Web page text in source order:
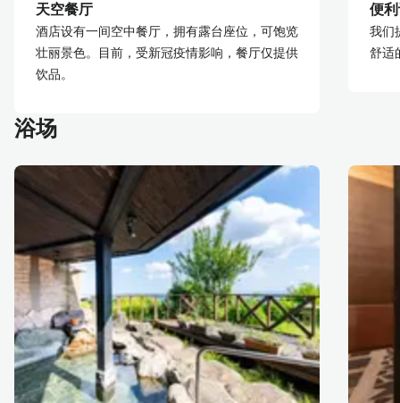
天空餐厅
酒店设有一间空中餐厅，拥有露台座位，可饱览
壮丽景色。目前，受新冠疫情影响，餐厅仅提供
饮品。
便
我们
舒适
浴场